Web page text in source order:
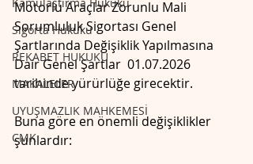
Sigorta Hukuku
REKABET HUKUKU
MAKALELER
UYUŞMAZLIK MAHKEMESİ
CMK
Motorlu Araçlar Zorunlu Mali
Sorumluluk Sigortası Genel
Şartlarında Değişiklik Yapılmasına
Dair Genel Şartlar  01.07.2026
tarihinde yürürlüğe girecektir.
Buna göre en önemli değişiklikler
şunlardır: